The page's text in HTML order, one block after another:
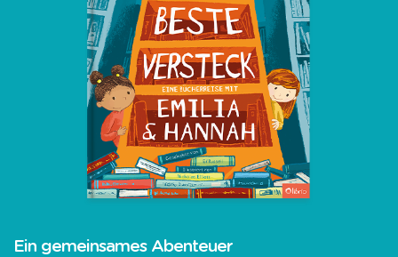
Ein gemeinsames Abenteuer